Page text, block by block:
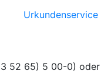
Urkundenservice
) oder